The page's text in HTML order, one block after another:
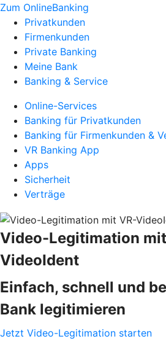
Zum OnlineBanking
Privatkunden
Firmenkunden
Private Banking
Meine Bank
Banking & Service
Online-Services
Banking für Privatkunden
Banking für Firmenkunden &
VR Banking App
Apps
Sicherheit
Verträge
Video-Legitimation
VideoIdent
Einfach, schnell und
Bank legitimieren
Jetzt Video-Legitimation starten